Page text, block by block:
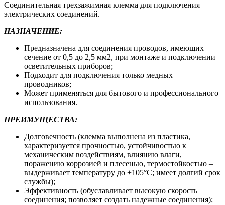
Соединительная трехзажимная клемма для подключения
электрических соединений.
НАЗНАЧЕНИЕ:
Предназначена для соединения проводов, имеющих
сечение от 0,5 до 2,5 мм2, при монтаже и подключении
осветительных приборов;
Подходит для подключения только медных
проводников;
Может применяться для бытового и профессионального
использования.
ПРЕИМУЩЕСТВА:
Долговечность (клемма выполнена из пластика,
характеризуется прочностью, устойчивостью к
механическим воздействиям, влиянию влаги,
поражению коррозией и плесенью, термостойкостью –
выдерживает температуру до +105°С; имеет долгий срок
службы);
Эффективность (обуславливает высокую скорость
соединения; позволяет создать надежные соединения);